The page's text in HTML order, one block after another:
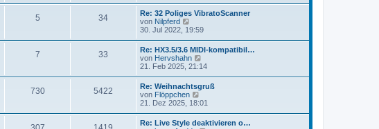
e
i
a
g
e
e
i
r
a
g
5 34
Re: 32 Poliges VibratoScanner
von Nilpferd
e
e
s
t
e
r
B
e
i
t
r
30. Jul 2022, 19:59
7 33
Re: HX3.5/3.6 MIDI-kompatibil…
von Hervshahn
e
s
t
e
r
B
21. Feb 2025, 21:14
730 5422
Re: Weihnachtsgruß
von Flöppchen
e
s
21. Dez 2025, 18:01
Re: Live Style deaktivieren o…